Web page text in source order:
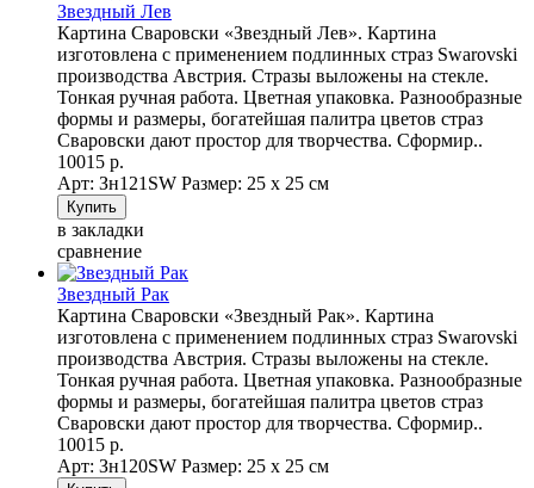
Звездный Лев
Картина Сваровски «Звездный Лев». Картина
изготовлена с применением подлинных страз Swarovski
производства Австрия. Стразы выложены на стекле.
Тонкая ручная работа. Цветная упаковка. Разнообразные
формы и размеры, богатейшая палитра цветов страз
Сваровски дают простор для творчества. Сформир..
10015 р.
Арт: Зн121SW Размер: 25 х 25 см
в закладки
сравнение
Звездный Рак
Картина Сваровски «Звездный Рак». Картина
изготовлена с применением подлинных страз Swarovski
производства Австрия. Стразы выложены на стекле.
Тонкая ручная работа. Цветная упаковка. Разнообразные
формы и размеры, богатейшая палитра цветов страз
Сваровски дают простор для творчества. Сформир..
10015 р.
Арт: Зн120SW Размер: 25 х 25 см